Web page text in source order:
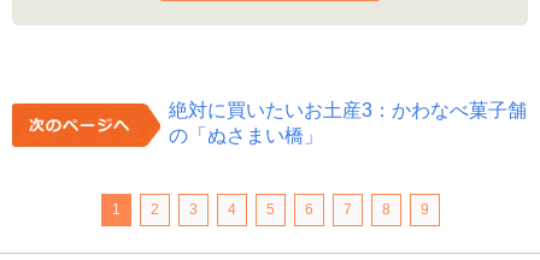
絶対に買いたいお土産3：かわなべ菓子舗
の「ぬさまい橋」
1 2 3 4 5 6 7 8 9